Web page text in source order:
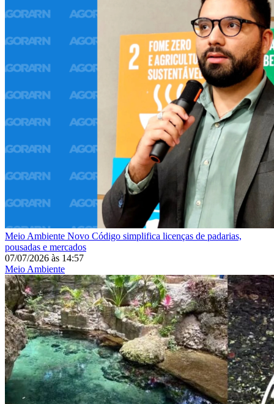
Meio Ambiente Novo Código simplifica licenças de padarias,
pousadas e mercados
07/07/2026 às 14:57
Meio Ambiente